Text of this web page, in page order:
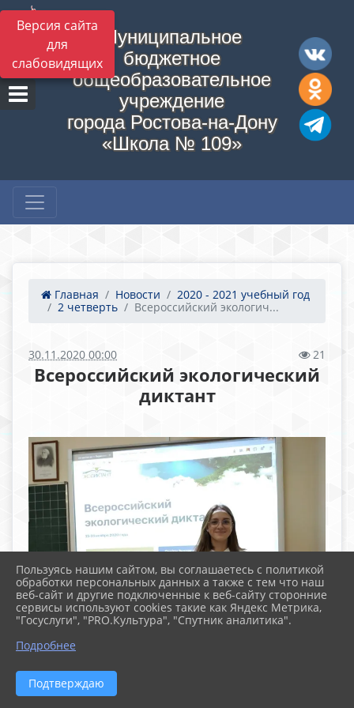
Версия сайта
для
слабовидящих
Муниципальное
бюджетное
общеобразовательное
учреждение
города Ростова-на-Дону
«Школа № 109»
Главная Новости
2020 - 2021 учебный год
2 четверть
Всероссийский экологич...
30.11.2020 00:00 21
Всероссийский экологический
диктант
Пользуясь нашим сайтом, вы соглашаетесь с политикой
обработки персональных данных а также с тем что наш
веб-сайт и другие подключенные к веб-сайту сторонние
сервисы используют cookies такие как Яндекс Метрика,
"Госуслуги", "PRO.Культура", "Спутник аналитика".
Подробнее
Подтверждаю